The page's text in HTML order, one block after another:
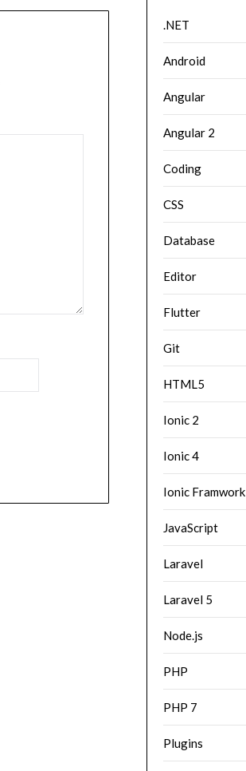
.NET
Android
Angular
Angular 2
Coding
CSS
Database
Editor
Flutter
Git
HTML5
Ionic 2
Ionic 4
Ionic Framwork
JavaScript
Laravel
Laravel 5
Node.js
PHP
PHP 7
Plugins